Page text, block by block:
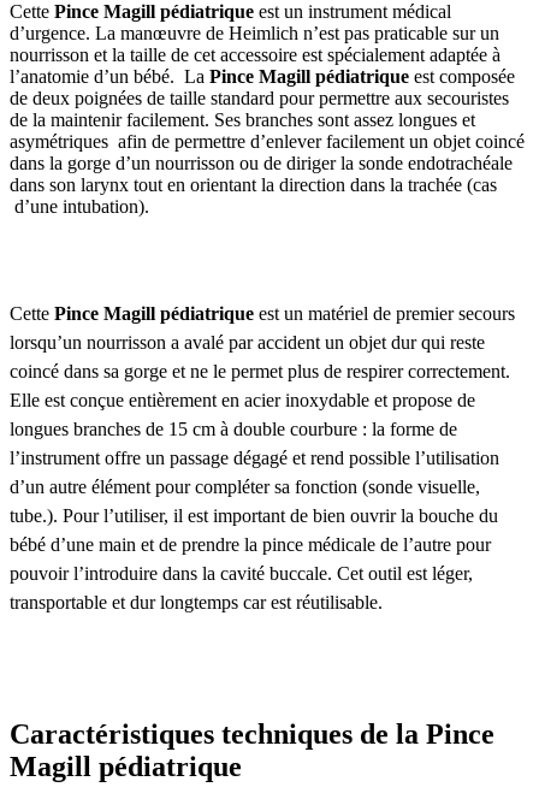
Cette Pince Magill pédiatrique est un instrument médical
d’urgence. La manœuvre de Heimlich n’est pas praticable sur un
nourrisson et la taille de cet accessoire est spécialement adaptée à
l’anatomie d’un bébé. La Pince Magill pédiatrique est composée
de deux poignées de taille standard pour permettre aux secouristes
de la maintenir facilement. Ses branches sont assez longues et
asymétriques afin de permettre d’enlever facilement un objet coincé
dans la gorge d’un nourrisson ou de diriger la sonde endotrachéale
dans son larynx tout en orientant la direction dans la trachée (cas
d’une intubation).
Cette Pince Magill pédiatrique est un matériel de premier secours
lorsqu’un nourrisson a avalé par accident un objet dur qui reste
coincé dans sa gorge et ne le permet plus de respirer correctement.
Elle est conçue entièrement en acier inoxydable et propose de
longues branches de 15 cm à double courbure : la forme de
l’instrument offre un passage dégagé et rend possible l’utilisation
d’un autre élément pour compléter sa fonction (sonde visuelle,
tube.). Pour l’utiliser, il est important de bien ouvrir la bouche du
bébé d’une main et de prendre la pince médicale de l’autre pour
pouvoir l’introduire dans la cavité buccale. Cet outil est léger,
transportable et dur longtemps car est réutilisable.
Caractéristiques techniques de la Pince
Magill pédiatrique